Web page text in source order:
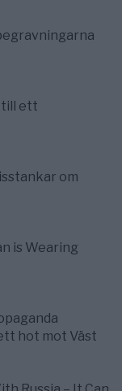
till ett
om
is Wearing
hot mot Väst